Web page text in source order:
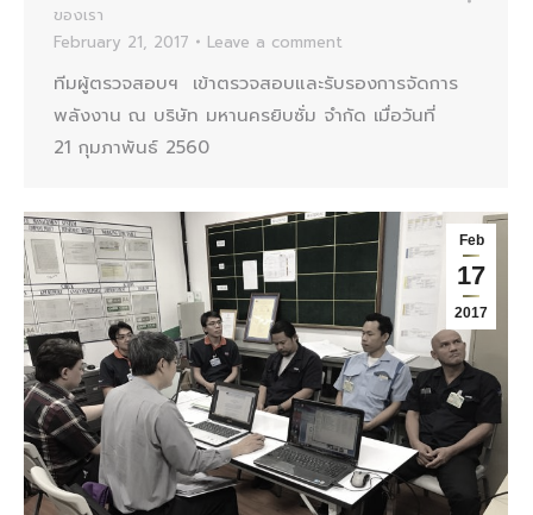
ของเรา
February 21, 2017
Leave a comment
ทีมผู้ตรวจสอบฯ เข้าตรวจสอบและรับรองการจัดการ
พลังงาน ณ บริษัท มหานครยิบซั่ม จำกัด เมื่อวันที่
21 กุมภาพันธ์ 2560
Feb
17
2017